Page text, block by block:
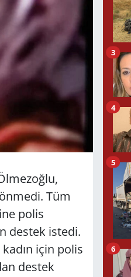
Tüm
polis
destek istedi.
için polis
destek
3
4
5
6